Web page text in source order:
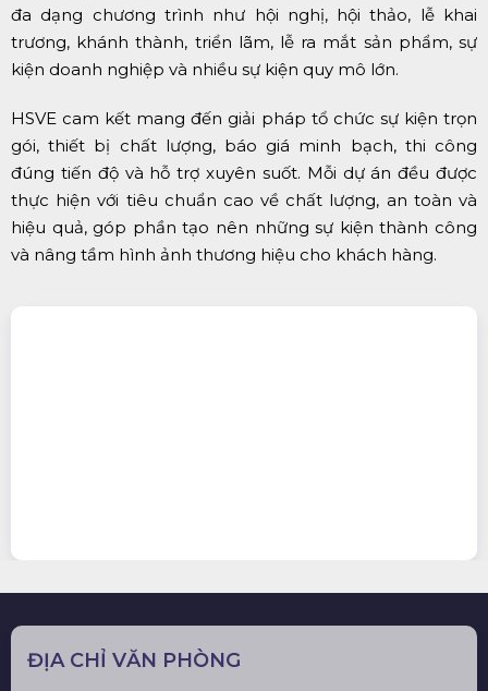
đa dạng chương trình như hội nghị, hội thảo, lễ khai
trương, khánh thành, triển lãm, lễ ra mắt sản phẩm, sự
kiện doanh nghiệp và nhiều sự kiện quy mô lớn.
HSVE cam kết mang đến giải pháp tổ chức sự kiện trọn
gói, thiết bị chất lượng, báo giá minh bạch, thi công
đúng tiến độ và hỗ trợ xuyên suốt. Mỗi dự án đều được
thực hiện với tiêu chuẩn cao về chất lượng, an toàn và
hiệu quả, góp phần tạo nên những sự kiện thành công
và nâng tầm hình ảnh thương hiệu cho khách hàng.
ĐỊA CHỈ VĂN PHÒNG